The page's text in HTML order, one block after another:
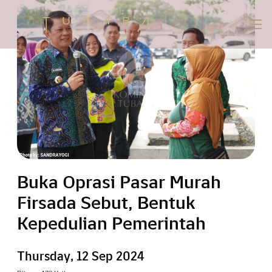
Buka Oprasi Pasar Murah
Firsada Sebut, Bentuk
Kepedulian Pemerintah
Thursday, 12 Sep 2024